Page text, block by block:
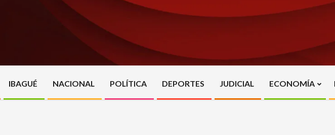
IBAGUÉ NACIONAL POLÍTICA DEPORTES JUDICIAL ECONOMÍA